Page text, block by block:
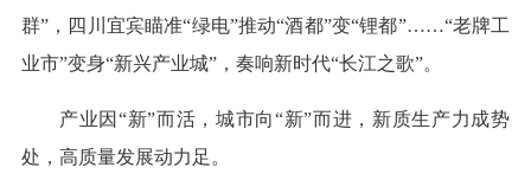
群”，四川宜宾瞄准“绿电”推动“酒都”变“锂都”……“老牌工
业市”变身“新兴产业城”，奏响新时代“长江之歌”。
产业因“新”而活，城市向“新”而进，新质生产力成势
处，高质量发展动力足。